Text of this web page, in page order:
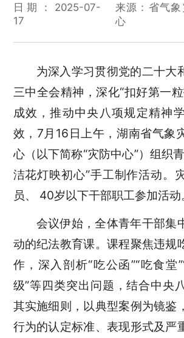
日期：2025-07-
17
来源：省气
心
为深入学习贯彻党的二十大
三中全会精神，深化“扣好第一
成效，推动中央八项规定精神
效，7月16日上午，湖南省气象
心（以下简称“灾防中心”）组织
洁花灯映初心”手工制作活动。
员、 40岁以下干部职工参加活动
会议伊始，全体青年干部集
动的纪法教育课。课程聚焦违规
作，深入剖析“吃公函”“吃食堂
级”等四类突出问题，结合中央
其实施细则，以典型案例为镜鉴
行为的认定标准、表现形式及严